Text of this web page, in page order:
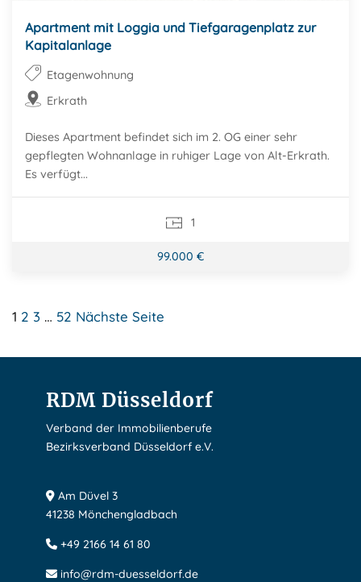
Apartment mit Loggia und Tiefgaragenplatz zur
Kapitalanlage
Etagenwohnung
Erkrath
Dieses Apartment befindet sich im 2. OG einer sehr
gepflegten Wohnanlage in ruhiger Lage von Alt-Erkrath.
Es verfügt...
1
99.000 €
Seitennummerierung
1 2 3 … 52 Nächste Seite
RDM Düsseldorf
Verband der Immobilienberufe
Bezirksverband Düsseldorf e.V.
Am Düvel 3
41238 Mönchengladbach
+49 2166 14 61 80
info@rdm-duesseldorf.de